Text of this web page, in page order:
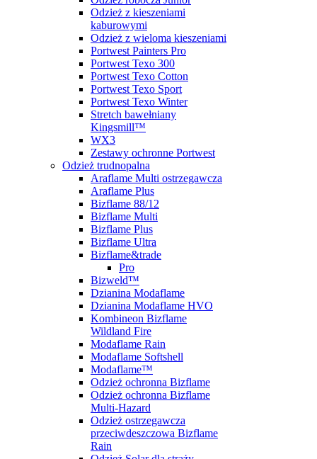
Odzież z kieszeniami
kaburowymi
Odzież z wieloma kieszeniami
Portwest Painters Pro
Portwest Texo 300
Portwest Texo Cotton
Portwest Texo Sport
Portwest Texo Winter
Stretch bawełniany
Kingsmill™
WX3
Zestawy ochronne Portwest
Odzież trudnopalna
Araflame Multi ostrzegawcza
Araflame Plus
Bizflame 88/12
Bizflame Multi
Bizflame Plus
Bizflame Ultra
Bizflame&trade
Pro
Bizweld™
Dzianina Modaflame
Dzianina Modaflame HVO
Kombineon Bizflame
Wildland Fire
Modaflame Rain
Modaflame Softshell
Modaflame™
Odzież ochronna Bizflame
Odzież ochronna Bizflame
Multi-Hazard
Odzież ostrzegawcza
przeciwdeszczowa Bizflame
Rain